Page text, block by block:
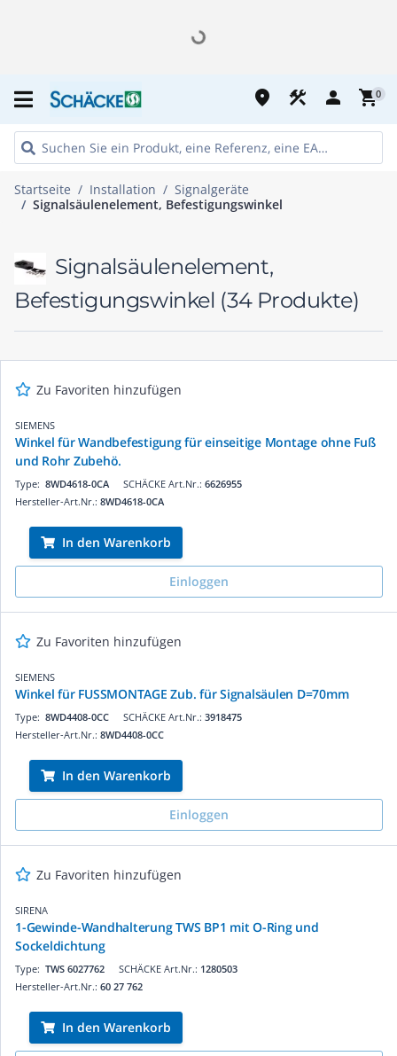
place construction person shopping_cart0
Startseite Installation
Signalgeräte
Signalsäulenelement, Befestigungswinkel
Signalsäulenelement,
Befestigungswinkel (34 Produkte)
Zu Favoriten hinzufügen
SIEMENS
Winkel für Wandbefestigung für einseitige Montage ohne Fuß
und Rohr Zubehö.
SCHÄCKE Art.Nr.: 6626955
Type: 8WD4618-0CA
Hersteller-Art.Nr.: 8WD4618-0CA
In den Warenkorb
Einloggen
Zu Favoriten hinzufügen
SIEMENS
Winkel für FUSSMONTAGE Zub. für Signalsäulen D=70mm
SCHÄCKE Art.Nr.: 3918475
Type: 8WD4408-0CC
Hersteller-Art.Nr.: 8WD4408-0CC
In den Warenkorb
Einloggen
Zu Favoriten hinzufügen
SIRENA
1-Gewinde-Wandhalterung TWS BP1 mit O-Ring und
Sockeldichtung
SCHÄCKE Art.Nr.: 1280503
Type: TWS 6027762
Hersteller-Art.Nr.: 60 27 762
In den Warenkorb